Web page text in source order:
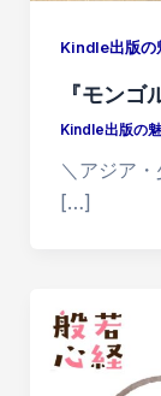
Kindle出版の
『モン
Kindle出版の
＼アジア
[…]